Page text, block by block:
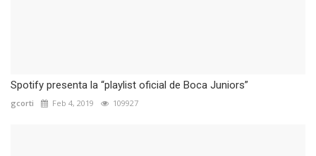
Spotify presenta la “playlist oficial de Boca Juniors”
gcorti Feb 4, 2019 109927